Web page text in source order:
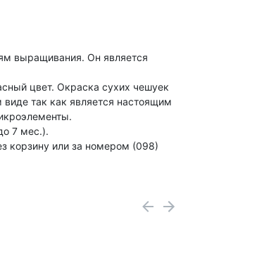
выращивания. Он является
цвет. Окраска сухих чешуек
так как является настоящим
7 мес.).
корзину или за номером (098)